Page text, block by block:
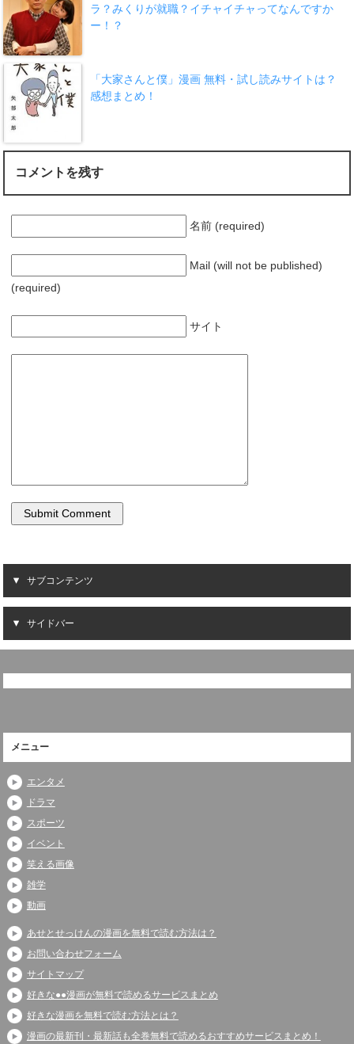
ラ？みくりが就職？イチャイチャってなんですか
ー！？
「大家さんと僕」漫画 無料・試し読みサイトは？
感想まとめ！
コメントを残す
名前 (required)
Mail (will not be published)
(required)
サイト
サブコンテンツ
サイドバー
メニュー
エンタメ
ドラマ
スポーツ
イベント
笑える画像
雑学
動画
あせとせっけんの漫画を無料で読む方法は？
お問い合わせフォーム
サイトマップ
好きな●●漫画が無料で読めるサービスまとめ
好きな漫画を無料で読む方法とは？
漫画の最新刊・最新話も全巻無料で読めるおすすめサービスまとめ！